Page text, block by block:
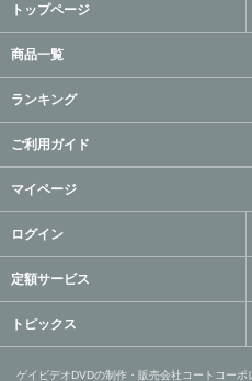
トップページ
商品一覧
ランキング
ご利用ガイド
マイページ
ログイン
定額サービス
トピックス
ゲイビデオDVDの制作・販売会社コートコー